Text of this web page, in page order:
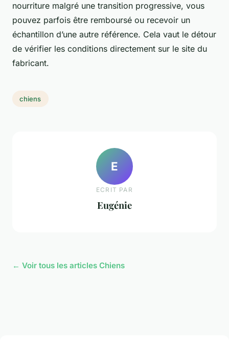
nourriture malgré une transition progressive, vous
pouvez parfois être remboursé ou recevoir un
échantillon d’une autre référence. Cela vaut le détour
de vérifier les conditions directement sur le site du
fabricant.
chiens
E
ECRIT PAR
Eugénie
← Voir tous les articles Chiens